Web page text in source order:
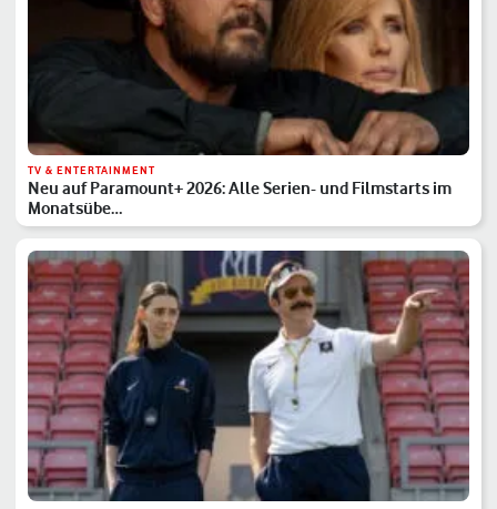
TV & ENTERTAINMENT
Neu auf Paramount+ 2026: Alle Serien- und Filmstarts im
Monatsübe…